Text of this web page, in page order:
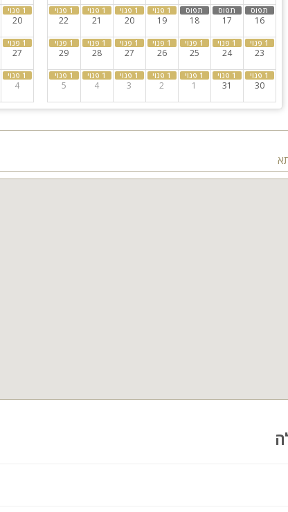
16
17
18
19
20
21
22
23
24
25
26
27
28
29
30
31
1
2
3
4
5
20
27
4